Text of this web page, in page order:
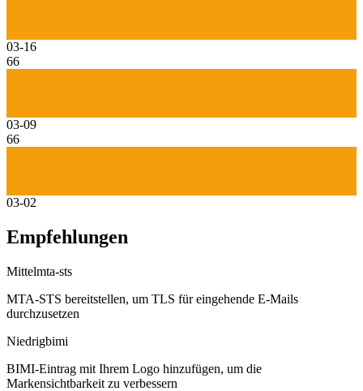
03-16
66
03-09
66
03-02
Empfehlungen
Mittelmta-sts
MTA-STS bereitstellen, um TLS für eingehende E-Mails
durchzusetzen
Niedrigbimi
BIMI-Eintrag mit Ihrem Logo hinzufügen, um die
Markensichtbarkeit zu verbessern